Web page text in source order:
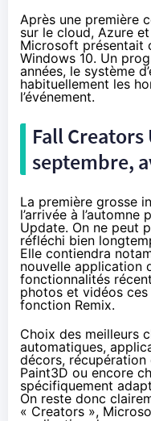
Après une première
sur le cloud, Azure
Microsoft présentait
Windows 10. Un
années, le système
habituellement les
l’événement.
FallCreators
septembre,
La première grosse
l’arrivée à
Update. On ne peut
réfléchi bien
Elle contiendra
nouvelle application
fonctionnalités
photos et vidéos ces
fonction Remix.
Choix des meilleurs
automatiques,
décors, récupération
Paint3D ou encore
spécifiquement
On reste donc
« Creators »,